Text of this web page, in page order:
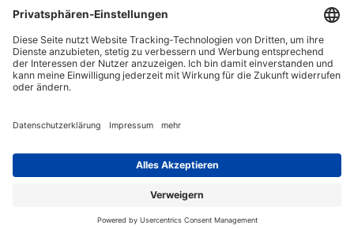
ALLGEMEIN
Kontakt
AGBs
Entwickelt durchJobiqo